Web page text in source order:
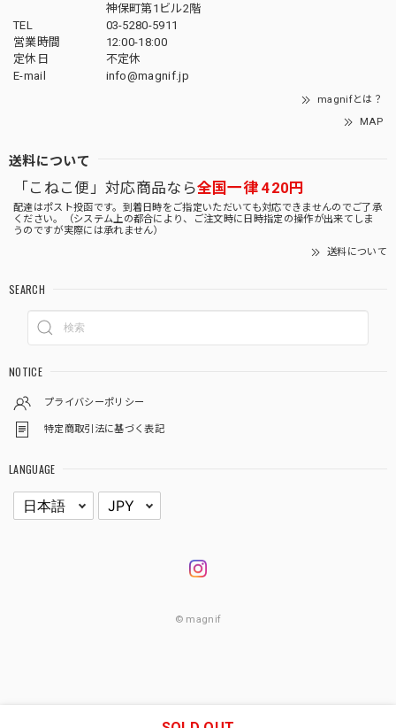
神保町第1ビル2階
TEL
03-5280-5911
営業時間
12:00-18:00
定休日
不定休
E-mail
info@magnif.jp
magnifとは？
MAP
送料について
「こねこ便」対応商品なら全国一律 420円
配達はポスト投函です。到着日時をご指定いただいても対応できませんのでご了承
ください。（システム上の都合により、ご注文時に日時指定の操作が出来てしま
うのですが実際には承れません）
送料について
SEARCH
NOTICE
プライバシーポリシー
特定商取引法に基づく表記
LANGUAGE
© magnif